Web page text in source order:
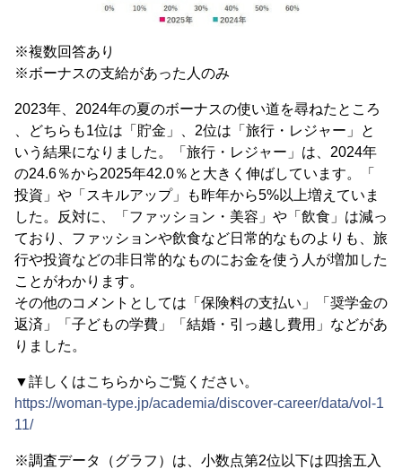
※複数回答あり
※ボーナスの支給があった人のみ
2023年、2024年の夏のボーナスの使い道を尋ねたところ
、どちらも1位は「貯金」、2位は「旅行・レジャー」と
いう結果になりました。「旅行・レジャー」は、2024年
の24.6％から2025年42.0％と大きく伸ばしています。「
投資」や「スキルアップ」も昨年から5%以上増えていま
した。反対に、「ファッション・美容」や「飲食」は減っ
ており、ファッションや飲食など日常的なものよりも、旅
行や投資などの非日常的なものにお金を使う人が増加した
ことがわかります。
その他のコメントとしては「保険料の支払い」「奨学金の
返済」「子どもの学費」「結婚・引っ越し費用」などがあ
りました。
▼詳しくはこちらからご覧ください。
https://woman-type.jp/academia/discover-career/data/vol-1
11/
※調査データ（グラフ）は、小数点第2位以下は四捨五入